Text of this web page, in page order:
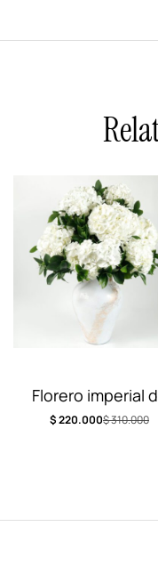
Florero imperial
hortencias
$310.000
$220.000